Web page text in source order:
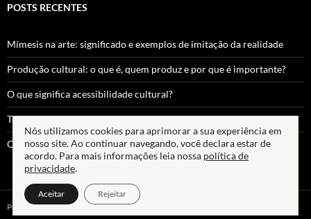
POSTS RECENTES
Mímesis na arte: significado e exemplos de imitação da realidade
Produção cultural: o que é, quem produz e por que é importante?
O que significa acessibilidade cultural?
Teoria da Secularização: Conceito, Autores e Críticas Sociológicas
O que é Performance Art?
Política de Privacidade Termos de Uso
Nós utilizamos cookies para aprimorar a sua experiência em
nosso site. Ao continuar navegando, você declara estar de
acordo. Para mais informações leia nossa política de
privacidade.
Aceitar Rejeitar